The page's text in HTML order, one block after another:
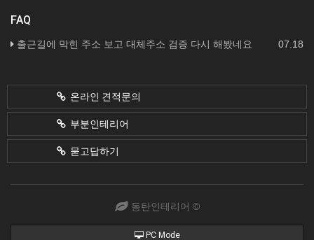
FAQ
07.18
출근길에 막힌 주소 보고 대체주소 검증 다시 해봤네요
온라인 견적문의
부분인테리어
묻고답하기
동탄인테리어 ©
PC Mode